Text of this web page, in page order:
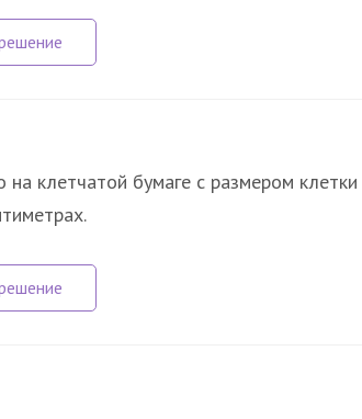
клетчатой бумаге с размером клетки